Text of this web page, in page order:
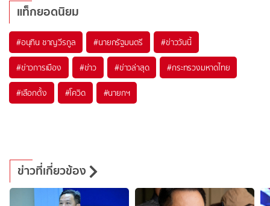
แท็กยอดนิยม
#อนุทิน ชาญวีรกูล #นายกรัฐมนตรี #ข่าววันนี้
#ข่าวการเมือง #ข่าว #ข่าวล่าสุด #กระทรวงมหาดไทย
#เลือกตั้ง #โควิด #นายกฯ
ข่าวที่เกี่ยวข้อง